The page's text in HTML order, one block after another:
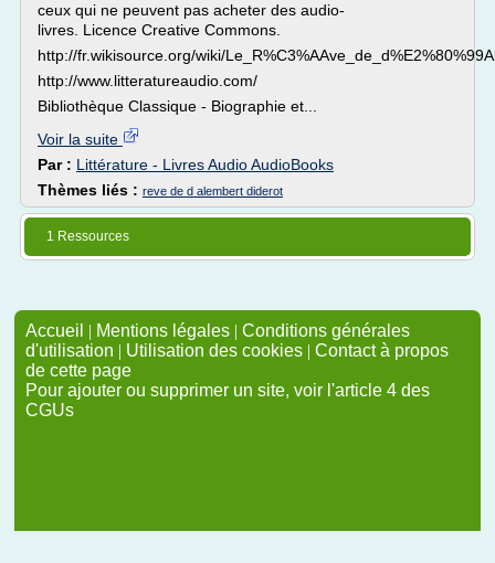
ceux qui ne peuvent pas acheter des audio-
livres. Licence Creative Commons.
http://fr.wikisource.org/wiki/
http://www.litteratureaudio.com/
Bibliothèque Classique - Biographie et...
Voir la suite
Par : Littérature - Livres Audio AudioBooks
Thèmes liés : reve de d alembert diderot
1 Ressources
Accueil | Mentions légales | Conditions générales
d'utilisation | Utilisation des cookies | Contact à propos
de cette page
Pour ajouter ou supprimer un site, voir l'article 4 des
CGUs